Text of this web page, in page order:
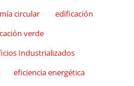
circular
edificación
verde
Industrializados
eficiencia energética